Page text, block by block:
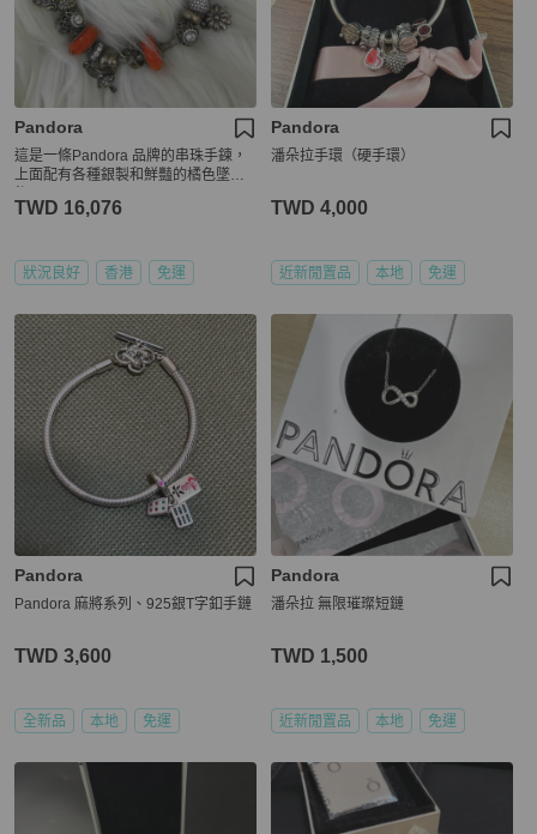
Pandora
這是一條Pandora 品牌的串珠手鍊，
上面配有各種銀製和鮮豔的橘色墜
TWD 16,076
狀況良好 香港 免運
Pandora
潘朵拉手環（硬手環）
TWD 4,000
近新閒置品 本地 免運
Pandora
Pandora 麻將系列、925銀T字釦手鏈
TWD 3,600
全新品 本地 免運
Pandora
潘朵拉 無限璀璨短鏈
TWD 1,500
近新閒置品 本地 免運